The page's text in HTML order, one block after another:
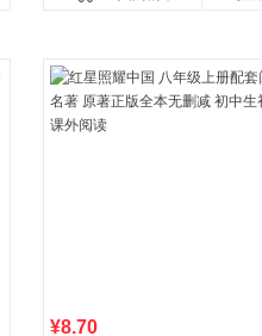
¥8.70